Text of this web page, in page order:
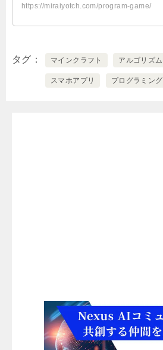
https://miraiyotch.com/program-game/
タグ マインクラフト アルゴリズム
スマホアプリ プログラミング